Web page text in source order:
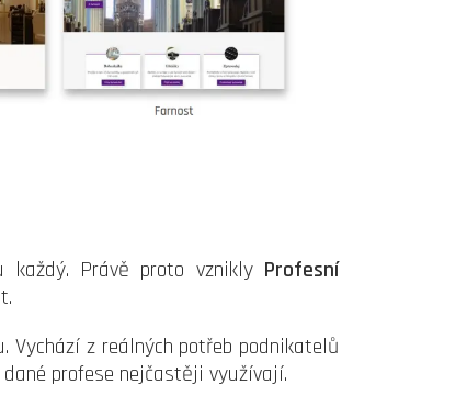
Právě proto vznikly Profesní
Vychází z reálných potřeb podnikatelů
profese nejčastěji využívají.